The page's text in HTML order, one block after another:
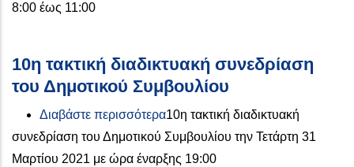
8:00 έως 11:00
10η τακτική διαδικτυακή συνεδρίαση
του Δημοτικού Συμβουλίου
Διαβάστε περισσότεραγια το 10η τακτική διαδικτυακή
10η τακτική διαδικτυακή
συνεδρίαση του Δημοτικού Συμβουλίου την Τετάρτη 31
Μαρτίου 2021 με ώρα έναρξης 19:00